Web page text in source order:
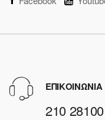
ΕΠΙΚΟΙΝΩΝΙΑ
210